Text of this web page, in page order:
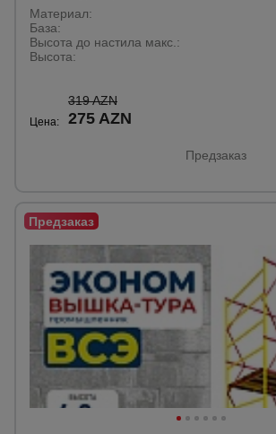
Материал:
База:
Высота до настила макс.:
Высота:
Цена:
319 AZN
275 AZN
Предзаказ